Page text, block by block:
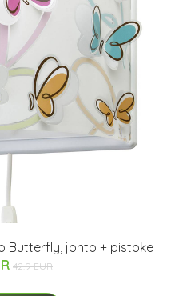
Butterfly, johto + pistoke
42.9 EUR